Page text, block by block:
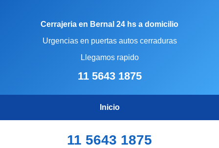
Cerrajeria en Bernal 24 hs a domicilio
Urgencias en puertas autos cerraduras
Llegamos rapido
11 5643 1875
Inicio
11 5643 1875